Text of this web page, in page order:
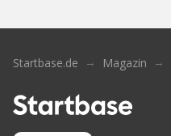
Startbase.de Magazin